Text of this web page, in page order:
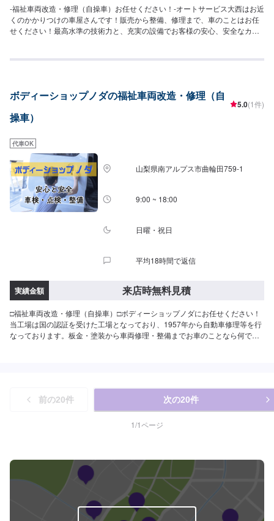
-福祉車両改造・修理（自操車）お任せください！-オートサービス大西はお近
くのかかりつけの車屋さんです！販売から整備、修理まで、車のことはお任
せください！最高水準の技術力と、充実の設備でお客様の安心、安全なカー
納得いただければ作業開始【4】仕上がり次第納車-パーツ持ち込みについて-
利用ください！【定休日・営業時間】定休日：日曜日、祝日営業時間：
ボディーショップノダの福祉車両改造・修理（自
操車）
5.0(1件)
代車OK
山梨県南アルプス市曲輪田759-1
9:00 ~ 18:00
日曜・祝日
平均18時間で返信
実績金額 来店時無料見積
□福祉車両改造・修理（自操車）□ボディーショップノダにお任せください！
当工場は国の認証を受けた工場となっており、1957年から自動車修理等を行
なっております。板金・塗装から車両修理・整備までお車のことなら何でも
休日：日曜日、祝日営業時間：9:00~18:00
前の20件 次の20件
1/1ページ